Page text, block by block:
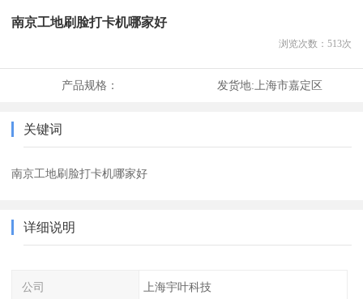
南京工地刷脸打卡机哪家好
浏览次数： 513次
产品规格： 发货地:上海市嘉定区
关键词
南京工地刷脸打卡机哪家好
详细说明
公司 上海宇叶科技